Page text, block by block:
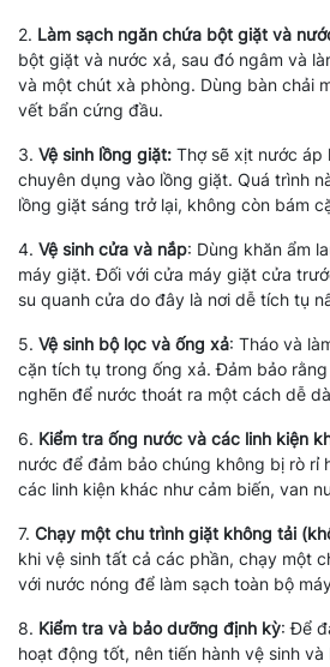
2. Làm sạch ngăn chứa bột giặt và
bột giặt và nước xả, sau đó ngâm và
và một chút xà phòng. Dùng bàn chải
vết bẩn cứng đầu.
3. Vệ sinh lồng giặt: Thợ sẽ xịt nước áp
chuyên dụng vào lồng giặt. Quá trình
lồng giặt sáng trở lại, không còn bám
4. Vệ sinh cửa và nắp: Dùng khăn ẩm
máy giặt. Đối với cửa máy giặt cửa
su quanh cửa do đây là nơi dễ tích tụ
5. Vệ sinh bộ lọc và ống xả: Tháo và
cặn tích tụ trong ống xả. Đảm bảo
nghẽn để nước thoát ra một cách dễ
6. Kiểm tra ống nước và các linh kiện
nước để đảm bảo chúng không bị rò rỉ
các linh kiện khác như cảm biến, van
7. Chạy một chu trình giặt không tải
khi vệ sinh tất cả các phần, chạy một
với nước nóng để làm sạch toàn bộ
8. Kiểm tra và bảo dưỡng định kỳ: Để
hoạt động tốt, nên tiến hành vệ sinh